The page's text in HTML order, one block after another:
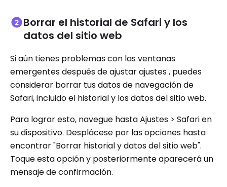
Borrar el historial de Safari y los
datos del sitio web
Si aún tienes problemas con las ventanas
emergentes después de ajustar ajustes , puedes
considerar borrar tus datos de navegación de
Safari, incluido el historial y los datos del sitio web.
Para lograr esto, navegue hasta Ajustes > Safari en
su dispositivo. Desplácese por las opciones hasta
encontrar "Borrar historial y datos del sitio web".
Toque esta opción y posteriormente aparecerá un
mensaje de confirmación.